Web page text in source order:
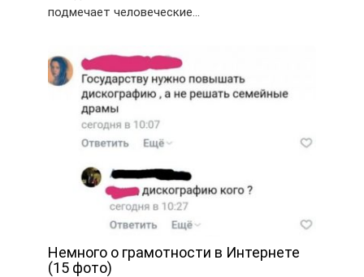
подмечает человеческие…
Немного о грамотности в Интернете
(15 фото)